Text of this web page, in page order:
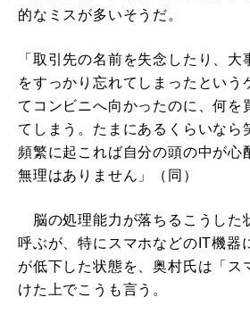
的なミスが多いそうだ。
「取引先の名前を失念したり、大
をすっかり忘れてしまったという
てコンビニへ向かったのに、何を
てしまう。たまにあるくらいなら
頻繁に起これば自分の頭の中が心
無理はありません」（同）
脳の処理能力が落ちるこうした
呼ぶが、特にスマホなどのIT機器
が低下した状態を、奥村氏は「ス
けた上でこうも言う。